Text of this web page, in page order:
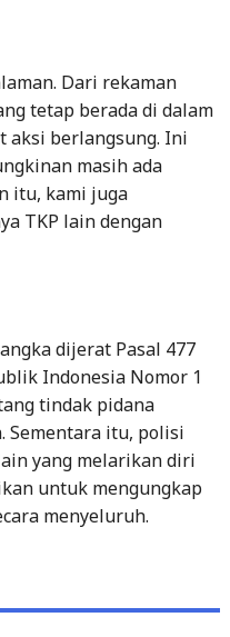
Dari rekaman
tetap berada di dalam
aksi berlangsung. Ini
masih ada
itu, kami juga
TKP lain dengan
dijerat Pasal 477
Indonesia Nomor 1
tindak pidana
Sementara itu, polisi
yang melarikan diri
untuk mengungkap
menyeluruh.